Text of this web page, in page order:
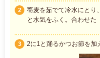
2
蕎麦を茹でて冷水にとり
と水気をふく。合わせた
3 2に1と踊るかつお節を加